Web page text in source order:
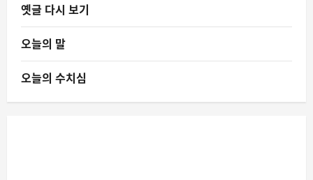
옛글 다시 보기
오늘의 말
오늘의 수치심